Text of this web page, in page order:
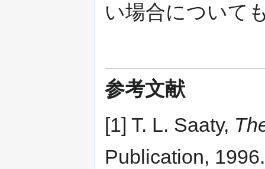
い場合について
参考文献
[1] T. L. Saaty,
Publication, 1996.